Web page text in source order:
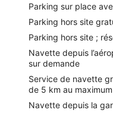
minérale (offerte). Une
remplacement des
sont disponibles sur
lit en soirée est fourni,
une fois par séjour.
Une piscine extérieure
trouvent sur place. Les
également un centre de
Les activités de loisir
Parking sur place
Parking hors site
Parking hors site ;
Navette depuis
sur demande
Service de navette
de 5 km au maximum
Navette depuis la